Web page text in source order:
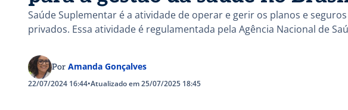
Saúde Suplementar é a atividade de operar e gerir os planos e
privados. Essa atividade é regulamentada pela Agência Nacional de
Por Amanda Gonçalves
22/07/2024 16:44•Atualizado em 25/07/2025 18:45